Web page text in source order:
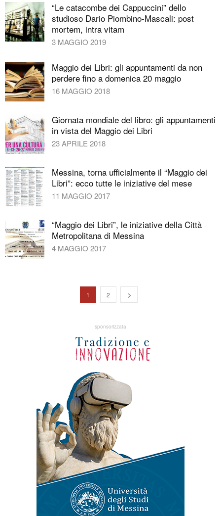
“Le catacombe dei Cappuccini” dello
studioso Dario Piombino-Mascali: post
mortem, intra vitam
3 MAGGIO 2019
Maggio dei Libri: gli appuntamenti da non
perdere fino a domenica 20 maggio
16 MAGGIO 2018
Giornata mondiale del libro: gli appuntamenti
in vista del Maggio dei Libri
23 APRILE 2018
Messina, torna ufficialmente il “Maggio dei
Libri”: ecco tutte le iniziative del mese
11 MAGGIO 2017
“Maggio dei Libri”, le iniziative della Città
Metropolitana di Messina
4 MAGGIO 2017
1 2
sponsorizzata